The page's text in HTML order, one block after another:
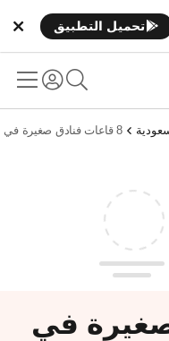
تحميل التطبيق
8 قاعات فنادق صغيرة في الرياض لحفل لا ينسى
صغيرة في